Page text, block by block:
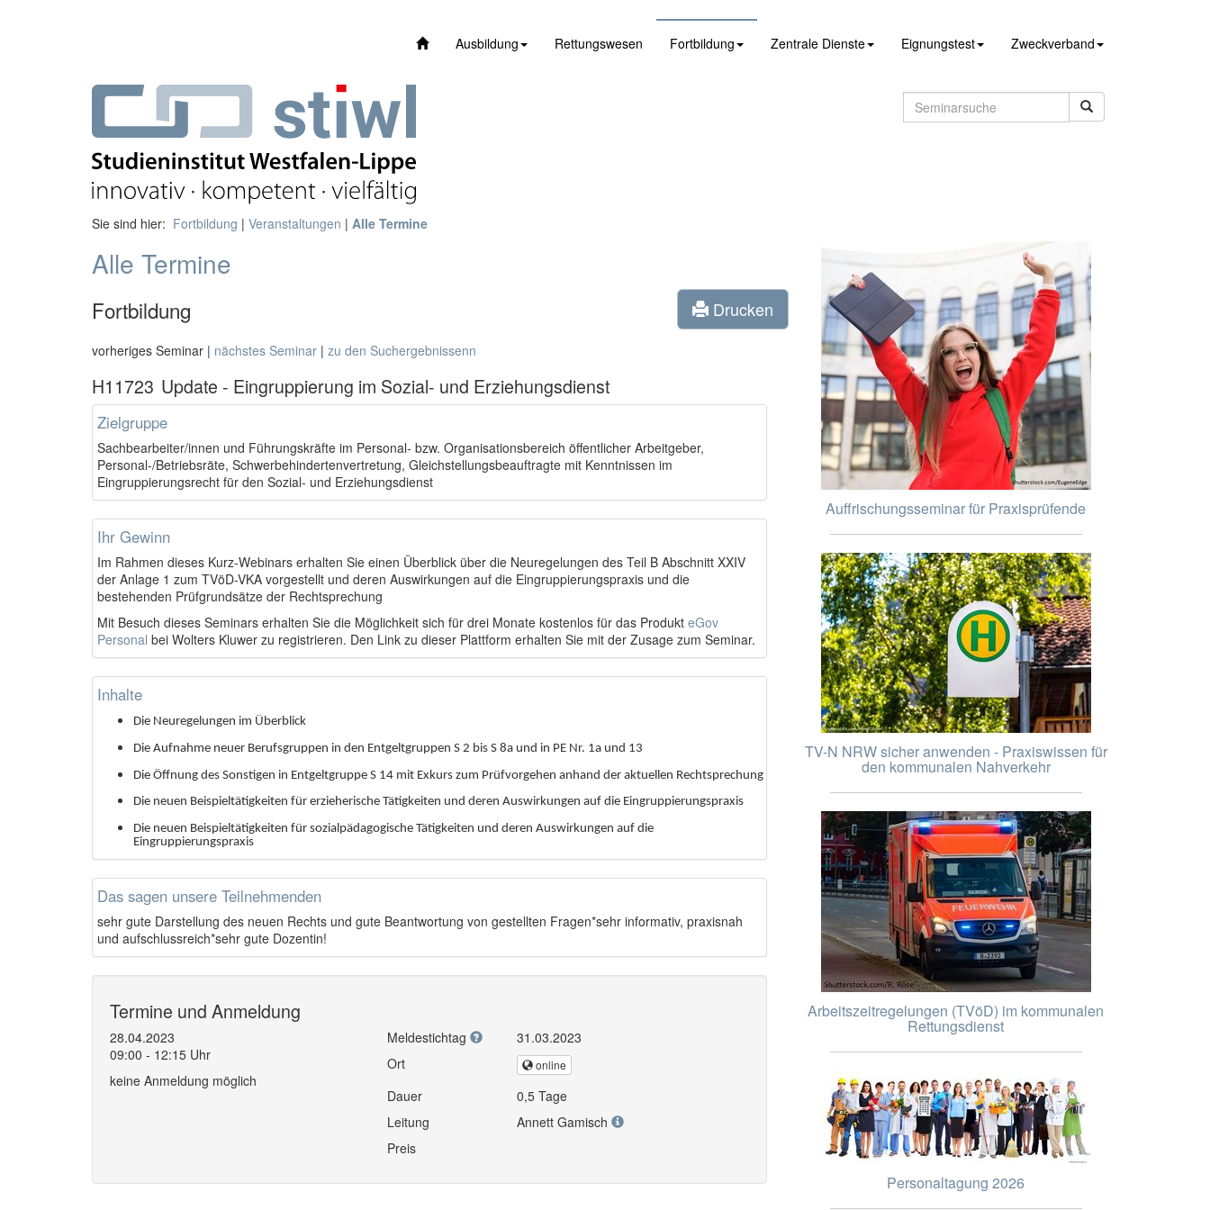
Ausbildung Rettungswesen Fortbildung Zentrale Dienste Eignungstest Zweckverband
Sie sind hier: Fortbildung | Veranstaltungen | Alle Termine
Alle Termine
Fortbildung Drucken
vorheriges Seminar | nächstes Seminar | zu den Suchergebnissenn
H11723 Update - Eingruppierung im Sozial- und Erziehungsdienst
Zielgruppe
Sachbearbeiter/innen und Führungskräfte im Personal- bzw. Organisationsbereich öffentlicher Arbeitgeber,
Personal-/Betriebsräte, Schwerbehindertenvertretung, Gleichstellungsbeauftragte mit Kenntnissen im
Eingruppierungsrecht für den Sozial- und Erziehungsdienst
Ihr Gewinn
Im Rahmen dieses Kurz-Webinars erhalten Sie einen Überblick über die Neuregelungen des Teil B Abschnitt XXIV
der Anlage 1 zum TVöD-VKA vorgestellt und deren Auswirkungen auf die Eingruppierungspraxis und die
bestehenden Prüfgrundsätze der Rechtsprechung
Mit Besuch dieses Seminars erhalten Sie die Möglichkeit sich für drei Monate kostenlos für das Produkt eGov
Personal bei Wolters Kluwer zu registrieren. Den Link zu dieser Plattform erhalten Sie mit der Zusage zum Seminar.
Inhalte
Die Neuregelungen im Überblick
Die Aufnahme neuer Berufsgruppen in den Entgeltgruppen S 2 bis S 8a und in PE Nr. 1a und 13
Die Öffnung des Sonstigen in Entgeltgruppe S 14 mit Exkurs zum Prüfvorgehen anhand der aktuellen Rechtsprechung
Die neuen Beispieltätigkeiten für erzieherische Tätigkeiten und deren Auswirkungen auf die Eingruppierungspraxis
Die neuen Beispieltätigkeiten für sozialpädagogische Tätigkeiten und deren Auswirkungen auf die
Eingruppierungspraxis
Das sagen unsere Teilnehmenden
sehr gute Darstellung des neuen Rechts und gute Beantwortung von gestellten Fragen*sehr informativ, praxisnah
und aufschlussreich*sehr gute Dozentin!
Termine und Anmeldung
28.04.2023
09:00 - 12:15 Uhr
keine Anmeldung möglich
Meldestichtag
31.03.2023
Ort
online
Dauer
0,5 Tage
Leitung
Annett Gamisch
Preis
Auffrischungsseminar für Praxisprüfende
TV-N NRW sicher anwenden - Praxiswissen für
den kommunalen Nahverkehr
Arbeitszeitregelungen (TVöD) im kommunalen
Rettungsdienst
Personaltagung 2026